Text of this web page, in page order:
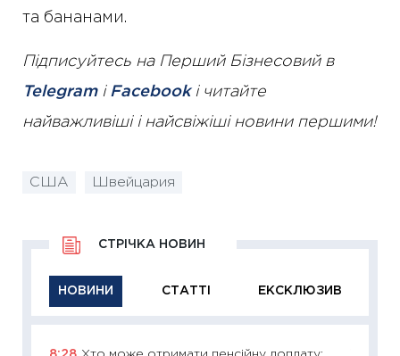
та бананами.
Підписуйтесь на Перший Бізнесовий в
Telegramі Facebookі читайте
найважливіші і найсвіжіші новини першими!
США Швейцария
НОВИНИ СТАТТІ ЕКСКЛЮЗИВ
СТРІЧКА НОВИН